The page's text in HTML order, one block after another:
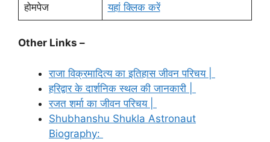
होमपेज यहां क्लिक करें
Other Links –
राजा विक्रमादित्य का इतिहास जीवन परिचय |
हरिद्वार के दार्शनिक स्थल की जानकारी |
रजत शर्मा का जीवन परिचय |
Shubhanshu Shukla Astronaut
Biography: